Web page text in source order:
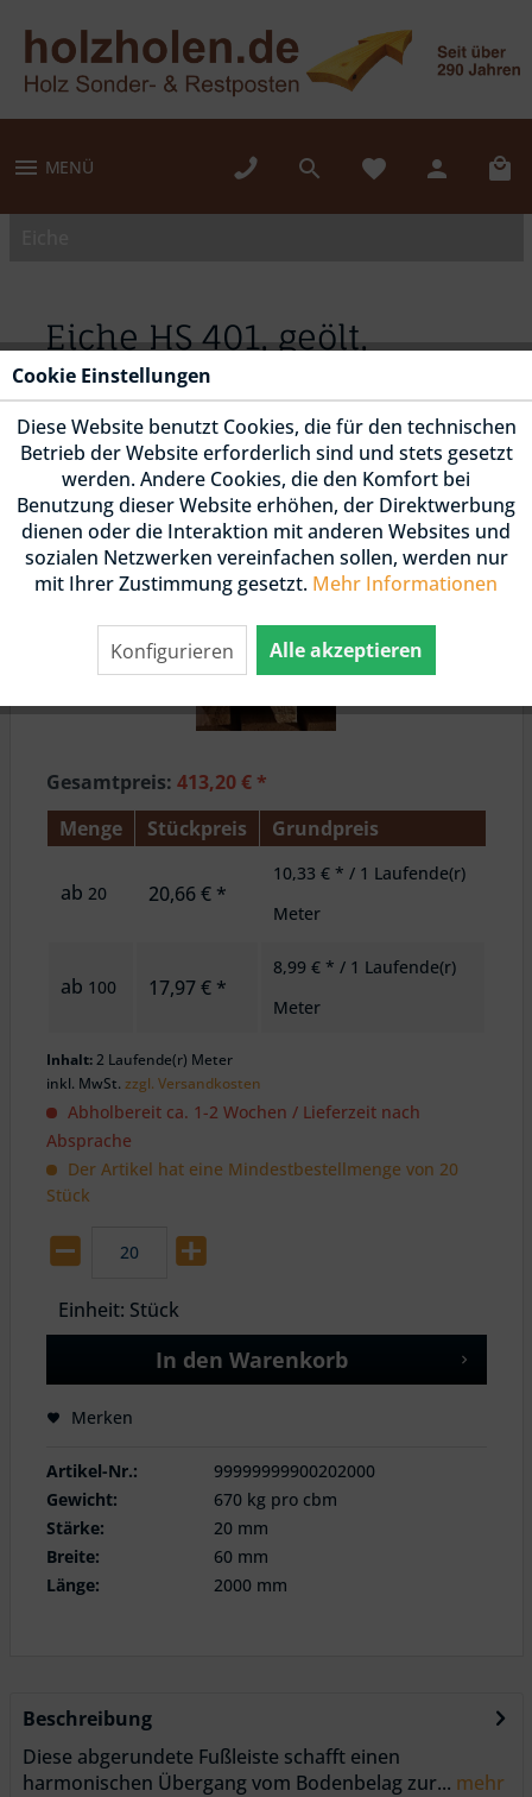
MENÜ
Eiche HS 401, geölt,
Fußleiste abgerundet
m/Kabelhohlkehle
Gesamtpreis: 413,20€ *
Menge
Stückpreis Grundpreis
ab 20 20,66 € *
10,33 € * / 1 Laufende(r)
Meter
ab 100 17,97 € *
8,99 € * / 1 Laufende(r)
Meter
Inhalt:2 Laufende(r) Meter
inkl. MwSt. zzgl. Versandkosten
Abholbereit ca. 1-2 Wochen / Lieferzeit nach
Absprache
Der Artikel hat eine Mindestbestellmenge von 20
Stück
Einheit: Stück
In den Warenkorb
Merken
Artikel-Nr.:
99999999900202000
Gewicht:
670 kg pro cbm
Stärke:
20 mm
Breite:
60 mm
Länge:
2000 mm
Beschreibung
Diese abgerundete Fußleiste schafft einen
harmonischen Übergang vom Bodenbelag zur... mehr
Cookie Einstellungen
Diese Website benutzt Cookies, die für den technischen
Betrieb der Website erforderlich sind und stets gesetzt
werden. Andere Cookies, die den Komfort bei
Benutzung dieser Website erhöhen, der Direktwerbung
dienen oder die Interaktion mit anderen Websites und
sozialen Netzwerken vereinfachen sollen, werden nur
mit Ihrer Zustimmung gesetzt. Mehr Informationen
Alle akzeptieren
Konfigurieren